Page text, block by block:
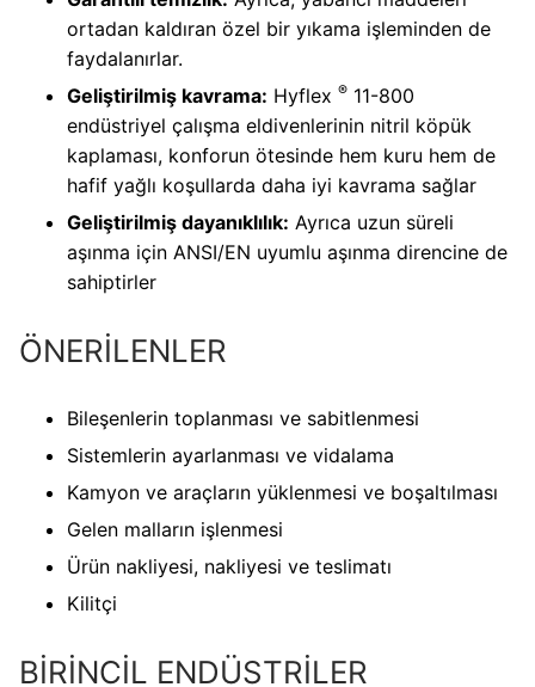
ortadan kaldıran özel bir yıkama işleminden de
faydalanırlar.
Geliştirilmiş kavrama: Hyflex ® 11-800
endüstriyel çalışma eldivenlerinin nitril köpük
kaplaması, konforun ötesinde hem kuru hem de
hafif yağlı koşullarda daha iyi kavrama sağlar
Geliştirilmiş dayanıklılık: Ayrıca uzun süreli
aşınma için ANSI/EN uyumlu aşınma direncine de
sahiptirler
ÖNERİLENLER
Bileşenlerin toplanması ve sabitlenmesi
Sistemlerin ayarlanması ve vidalama
Kamyon ve araçların yüklenmesi ve boşaltılması
Gelen malların işlenmesi
Ürün nakliyesi, nakliyesi ve teslimatı
Kilitçi
BİRİNCİL ENDÜSTRİLER